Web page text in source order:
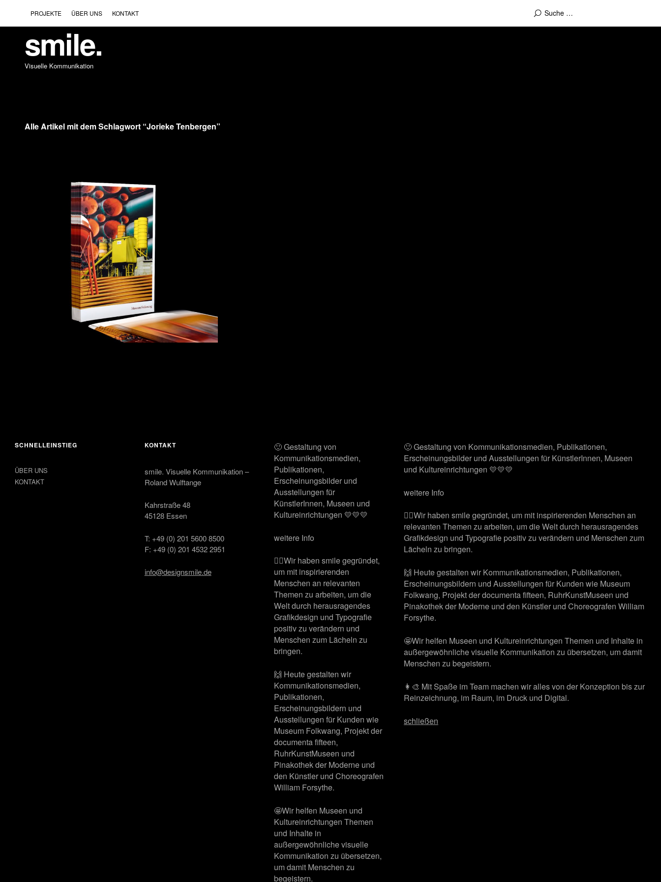
PROJEKTE ÜBER UNS KONTAKT
smile.
Visuelle Kommunikation
Alle Artikel mit dem Schlagwort “Jorieke Tenbergen”
SCHNELLEINSTIEG
ÜBER UNS
KONTAKT
KONTAKT
smile. Visuelle Kommunikation –
Roland Wulftange
Kahrstraße 48
45128 Essen
T: +49 (0) 201 5600 8500
F: +49 (0) 201 4532 2951
info@designsmile.de
🙂 Gestaltung von
Kommunikationsmedien,
Publikationen,
Erscheinungsbilder und
Ausstellungen für
KünstlerInnen, Museen und
Kultureinrichtungen 💛💛💛
weitere Info
🙋‍♂️Wir haben smile gegründet,
um mit inspirierenden
Menschen an relevanten
Themen zu arbeiten, um die
Welt durch herausragendes
Grafikdesign und Typografie
positiv zu verändern und
Menschen zum Lächeln zu
bringen.
🙌 Heute gestalten wir
Kommunikationsmedien,
Publikationen,
Erscheinungsbildern und
Ausstellungen für Kunden wie
Museum Folkwang, Projekt der
documenta fifteen,
RuhrKunstMuseen und
Pinakothek der Moderne und
den Künstler und Choreografen
William Forsythe.
🤩Wir helfen Museen und
Kultureinrichtungen Themen
und Inhalte in
außergewöhnliche visuelle
Kommunikation zu übersetzen,
um damit Menschen zu
begeistern.
🙂 Gestaltung von Kommunikationsmedien, Publikationen,
Erscheinungsbilder und Ausstellungen für KünstlerInnen, Museen
und Kultureinrichtungen 💛💛💛
weitere Info
🙋‍♂️Wir haben smile gegründet, um mit inspirierenden Menschen an
relevanten Themen zu arbeiten, um die Welt durch herausragendes
Grafikdesign und Typografie positiv zu verändern und Menschen zum
Lächeln zu bringen.
🙌 Heute gestalten wir Kommunikationsmedien, Publikationen,
Erscheinungsbildern und Ausstellungen für Kunden wie Museum
Folkwang, Projekt der documenta fifteen, RuhrKunstMuseen und
Pinakothek der Moderne und den Künstler und Choreografen William
Forsythe.
🤩Wir helfen Museen und Kultureinrichtungen Themen und Inhalte in
außergewöhnliche visuelle Kommunikation zu übersetzen, um damit
Menschen zu begeistern.
👩‍🎨 Mit Spaße im Team machen wir alles von der Konzeption bis zur
Reinzeichnung, im Raum, im Druck und Digital.
schließen